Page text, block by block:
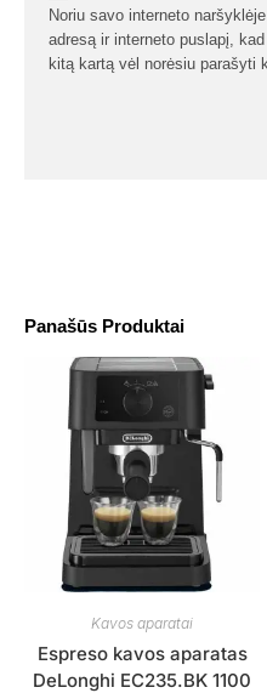
Panašūs Produktai
Kavos aparatai
Espreso kavos aparatas
DeLonghi EC235.BK 1100
Noriu savo interneto
adresą ir interneto puslapį,
kitą kartą vėl norėsiu parašyti